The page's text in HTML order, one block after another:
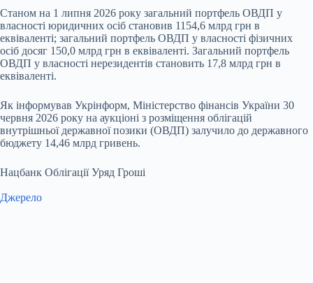
Станом на 1 липня 2026 року загальний портфель ОВДП у
власності юридичних осіб становив 1154,6 млрд грн в
еквіваленті; загальний портфель ОВДП у власності фізичних
осіб досяг 150,0 млрд грн в еквіваленті. Загальний портфель
ОВДП у власності нерезидентів становить 17,8 млрд грн в
еквіваленті.
Як інформував Укрінформ, Міністерство фінансів України 30
червня 2026 року на аукціоні з розміщення облігацій
внутрішньої державної позики (ОВДП) залучило до державного
бюджету 14,46 млрд гривень.
Нацбанк Облігації Уряд Гроші
Джерело